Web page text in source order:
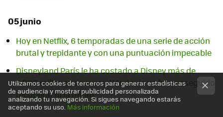
05 junio
Hoy en Netflix, 6 temporadas de una serie de acción
brutal y trepidante y con una puntuación impecable
Disneyland París le ha costado a Disney más de
5.000 millones de euros. Y todavía no ha conseguido
recuperar ni la mitad
Utilizamos cookies de terceros para generar estadísticas
de audiencia y mostrar publicidad personalizada
analizando tu navegación. Si sigues navegando estarás
aceptando su uso. Más información